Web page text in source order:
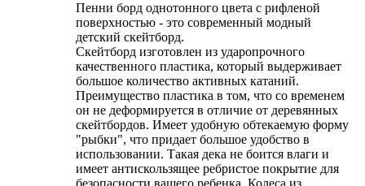
Пенни борд однотонного цвета с рифленой
поверхностью - это современный модный
детский скейтборд.
Скейтборд изготовлен из ударопрочного
качественного пластика, который выдерживает
большое количество активных катаний.
Преимущество пластика в том, что со временем
он не деформируется в отличие от деревянных
скейтбордов. Имеет удобную обтекаемую форму
"рыбки", что придает большое удобство в
использовании. Такая дека не боится влаги и
имеет антискользящее ребристое покрытие для
безопасности вашего ребенка. Колеса из